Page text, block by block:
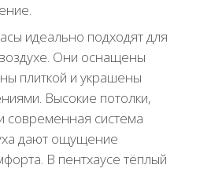
идеально подходят для
Они оснащены
плиткой и украшены
Высокие потолки,
современная система
дают ощущение
В пентхаусе тёплый